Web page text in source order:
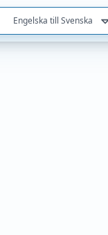
Engelska till Svenska